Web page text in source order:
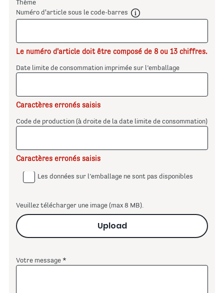
Thème
Numéro d'article sous le code-barres
Le numéro d'article doit être composé de 8 ou 13 chiffres.
Date limite de consommation imprimée sur l’emballage
Caractères erronés saisis
Code de production (à droite de la date limite de consommation)
Caractères erronés saisis
Les données sur l’emballage ne sont pas disponibles
Veuillez télécharger une image (max 8 MB).
Upload
Votre message